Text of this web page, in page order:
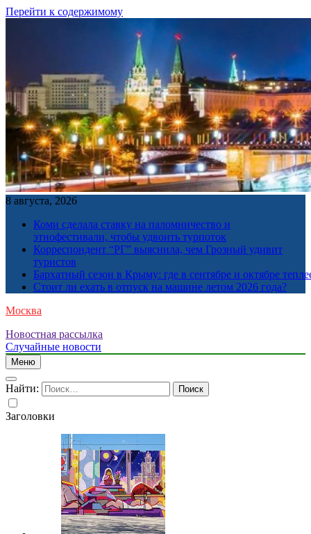
Перейти к содержимому
8 августа, 2026
Коми сделала ставку на паломничество и
этнофестивали, чтобы удвоить турпоток
Корреспондент “РГ” выяснила, чем Грозный удивит
туристов
Бархатный сезон в Крыму: где в сентябре и октябре
Стоит ли ехать в отпуск на машине летом 2026 года?
Москва
Новостная рассылка
Случайные новости
Меню
Найти:
Заголовки